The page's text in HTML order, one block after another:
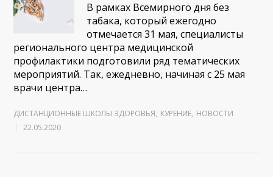
В рамках Всемирного дня без
табака, который ежегодно
отмечается 31 мая, специалисты
регионального центра медицинской
профилактики подготовили ряд тематических
мероприятий. Так, ежедневно, начиная с 25 мая
врачи центра…
ДИСТАНЦИОННЫЕ ШКОЛЫ ЗДОРОВЬЯ, КУРЕНИЕ, НОВОСТИ
22.05.2020